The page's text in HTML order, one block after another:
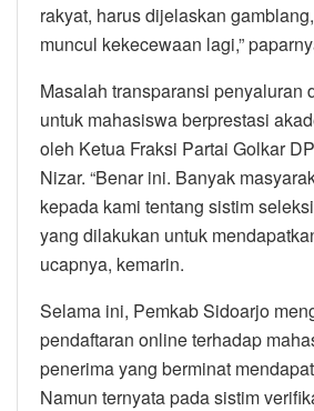
rakyat, harus dijelaskan
muncul kekecewaan lagi,”
Masalah transparansi penyaluran
untuk mahasiswa berprestasi
oleh Ketua Fraksi Partai Golkar
Nizar. “Benar ini. Banyak
kepada kami tentang sistim
yang dilakukan untuk
ucapnya, kemarin.
Selama ini, Pemkab Sidoarjo
pendaftaran online terhadap
penerima yang berminat
Namun ternyata pada sistim